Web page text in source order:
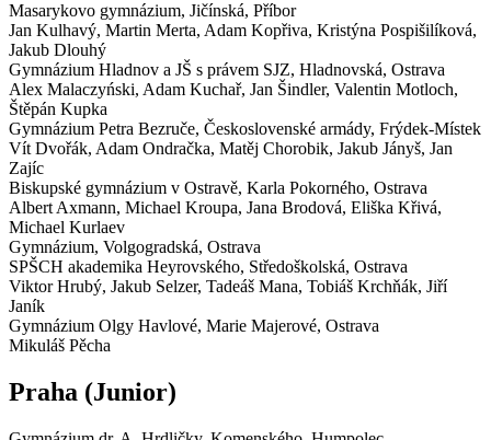
Masarykovo gymnázium, Jičínská, Příbor
Jan Kulhavý, Martin Merta, Adam Kopřiva, Kristýna Pospišilíková,
Jakub Dlouhý
Gymnázium Hladnov a JŠ s právem SJZ, Hladnovská, Ostrava
Alex Malaczyński, Adam Kuchař, Jan Šindler, Valentin Motloch,
Štěpán Kupka
Gymnázium Petra Bezruče, Československé armády, Frýdek-Místek
Vít Dvořák, Adam Ondračka, Matěj Chorobik, Jakub Jányš, Jan
Zajíc
Biskupské gymnázium v Ostravě, Karla Pokorného, Ostrava
Albert Axmann, Michael Kroupa, Jana Brodová, Eliška Křivá,
Michael Kurlaev
Gymnázium, Volgogradská, Ostrava
SPŠCH akademika Heyrovského, Středoškolská, Ostrava
Viktor Hrubý, Jakub Selzer, Tadeáš Mana, Tobiáš Krchňák, Jiří
Janík
Gymnázium Olgy Havlové, Marie Majerové, Ostrava
Mikuláš Pěcha
Praha (Junior)